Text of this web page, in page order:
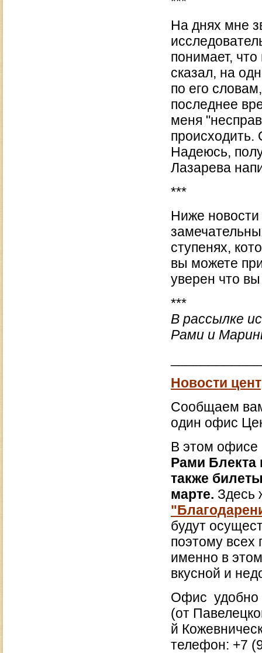
На днях мне
понимает,
сказал, на
по его
последнее
меня
происходить.
Надеюсь,
Лазарева
***
Ниже
ступенях,
вы можете
уверен что
***
В рассылке
Рами и
Новости
Сообщаем
один офис
В этом
Рами Блекта
также
марте. Здесь
будут
поэтому всех
именно в
вкусной и
Офис удобно
(от
й
телефон: +7